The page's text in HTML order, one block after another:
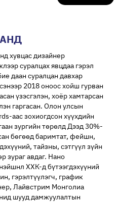
БАЙНА
хувцас дизайнер
суралцах явцдаа гэрэл
даан суралцан давхар
2018 оноос хойш гурван
үзэсгэлэн, хоёр хамтарсан
гаргасан. Олон улсын
аас зохиогдсон хүүхдийн
зургийн төрөлд Дээд 30%-
бөгөөд баримтат, фейшн,
тайзны, сэтгүүл зүйн
зураг авдаг. Нано
ХХК-д бүтээгдэхүүний
гэрэлтүүлэгч, график
Лайвстрим Монголиа
шууд дамжуулалтын